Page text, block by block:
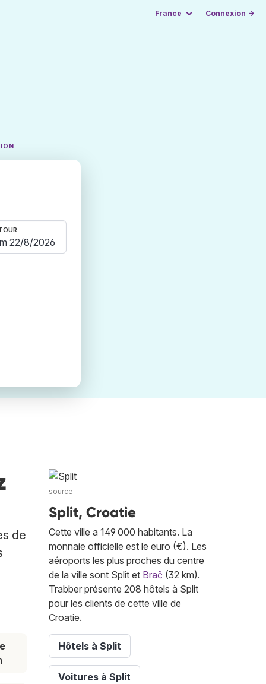
France Connexion →
de
source
Split, Croatie
Cette ville a 149 000 habitants. La
monnaie officielle est le euro (€). Les
aéroports les plus proches du centre
de la ville sont Split et Brač (32 km).
Trabber présente 208 hôtels à Split
pour les clients de cette ville de
Croatie.
Hôtels à Split
Voitures à Split